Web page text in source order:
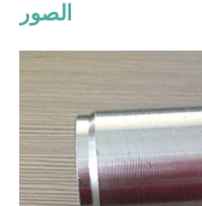
الصور